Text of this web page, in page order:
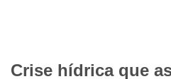
Crise hídrica que